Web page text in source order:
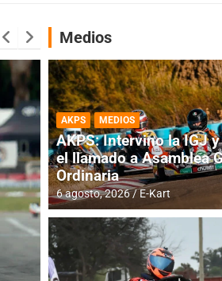
DESTACADA INFORME CENTRAL
Medios
AKPS MEDIOS
AKPS: Intervino la IGJ
el llamado a Asamblea
Ordinaria
6 agosto, 2026 E-Kart